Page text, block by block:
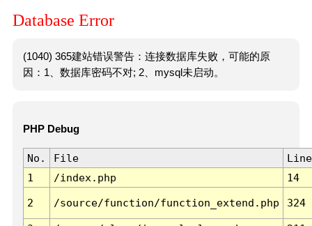
Database Error
(1040) 365建站错误警告：连接数据库失败，可能的原
因：1、数据库密码不对; 2、mysql未启动。
PHP Debug
No. File
Line
1
/index.php 14
2 /source/function/function_extend.php 324